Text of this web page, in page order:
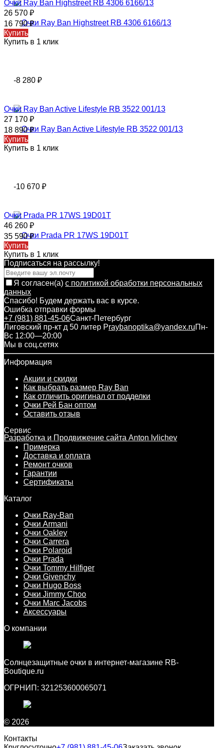
Очки Ray Ban Highstreet RB 4306 6166/13
26 570 ₽
16 790₽
Купить
Купить в 1 клик
-8 280 ₽
Очки Ray Ban Active Lifestyle RB 3522 001/13
27 170 ₽
18 890₽
Купить
Купить в 1 клик
-10 670 ₽
Очки Prada PR 17WS 19D01T
46 260 ₽
35 590₽
Купить
Купить в 1 клик
Подписаться на рассылкy!
Я согласен(a) с политикой обработки персональных
данных
Спасибо! Будем держать вас в курсе.
Ошибка отправки формы
+7 (981) 881-45-06Санкт-Петербург
Лиговский пр-кт д 50 литер Рraybanoptika@yandex.ruПн-
Вс 12:00—20:00
Мы в соц.сетях
Информация
Акции и скидки
Как выбрать размер Ray Ban
Как отличить оригинал от подделки
Очки Рей Бан оптом
Оставить отзыв
Разработка и Продвижение сайта Anton Ivlichev
Сервис
Примерка
Доставка и оплата
Ремонт очков
Гарантии
Сертификаты
Каталог
Очки Ray-Ban
Очки Armani
Очки Oakley
Очки Carrera
Очки Polaroid
Очки Prada
Очки Tommy Hilfiger
Очки Givenchy
Очки Hugo Boss
Очки Jimmy Choo
Очки Marc Jacobs
Аксессуары
О компании
Cолнцезащитные очки в интернет-магазине RB-
Boutique.ru
ОГРНИП: 321253600065071
© 2026
Контакты